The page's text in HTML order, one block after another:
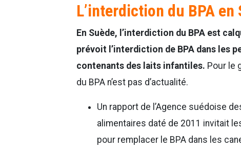
L’interdiction du BPA en
En Suède, l’interdiction du BPA est
prévoit l’interdiction de BPA dans les
contenants des laits infantiles. Pour le
du BPA n’est pas d’actualité.
Un rapport de l’Agence suédoise
alimentaires daté de 2011 invitait
pour remplacer le BPA dans les